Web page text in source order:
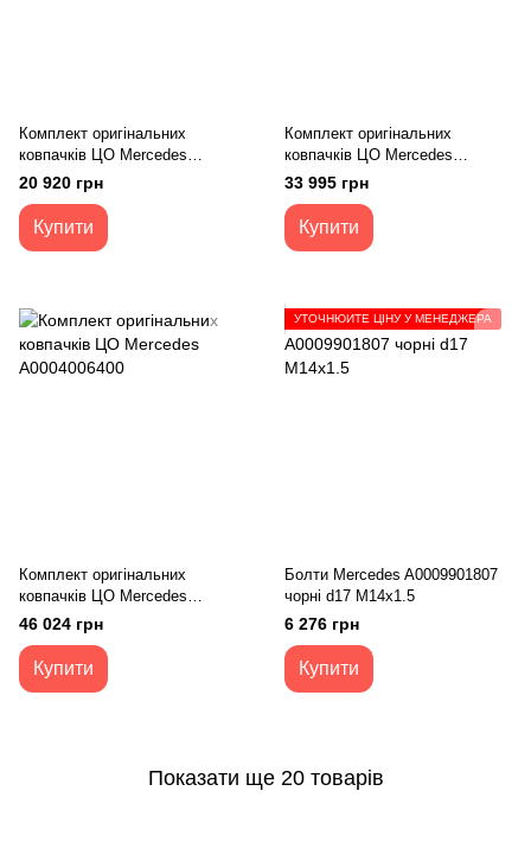
Комплект оригінальних
ковпачків ЦО Mercedes
А0004005700
20 920 грн
Купити
Комплект оригінальних
ковпачків ЦО Mercedes
A2234001900
33 995 грн
Купити
Комплект оригінальних
ковпачків ЦО Mercedes
A0004006400
46 024 грн
Купити
УТОЧНЮЙТЕ ЦІНУ У МЕНЕДЖЕРА
Болти Mercedes A0009901807
чорні d17 M14x1.5
6 276 грн
Купити
Показати ще 20 товарів